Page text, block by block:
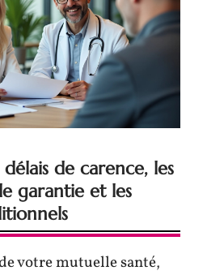
de carence, les
garantie et les
votre mutuelle santé,